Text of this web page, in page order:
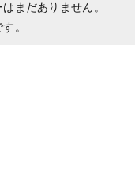
まだありません。
。